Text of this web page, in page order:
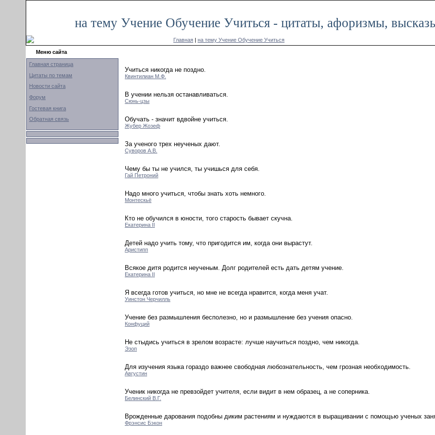
на тему Учение Обучение Учиться - цитаты, афоризмы,
Главная | на тему Учение Обучение Учиться
Меню сайта
Главная страница
Цитаты по темам
Новости сайта
Форум
Гостевая книга
Обратная связь
Учиться никогда не поздно.
Квинтилиан М.Ф.
В учении нельзя останавливаться.
Сюнь-цзы
Обучать - значит вдвойне учиться.
Жубер Жозеф
За ученого трех неученых дают.
Суворов А.В.
Чему бы ты не учился, ты учишься для себя.
Гай Петроний
Надо много учиться, чтобы знать хоть немного.
Монтескьё
Кто не обучился в юности, того старость бывает скучна.
Екатерина II
Детей надо учить тому, что пригодится им, когда они вырастут.
Аристипп
Всякое дитя родится неученым. Долг родителей есть дать детям учение.
Екатерина II
Я всегда готов учиться, но мне не всегда нравится, когда меня учат.
Уинстон Черчилль
Учение без размышления бесполезно, но и размышление без учения опасно.
Конфуций
Не стыдись учиться в зрелом возрасте: лучше научиться поздно, чем никогда.
Эзоп
Для изучения языка гораздо важнее свободная любознательность, чем грозная необходимость.
Августин
Ученик никогда не превзойдет учителя, если видит в нем образец, а не соперника.
Белинский В.Г.
Врожденные дарования подобны диким растениям и нуждаются в выращивании с помощью ученых
Фрэнсис Бэкон